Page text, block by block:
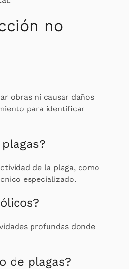
no
obras ni causar daños
para identificar
de la plaga, como
especializado.
profundas donde
de plagas?